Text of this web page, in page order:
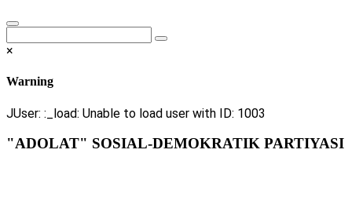
×
Warning
JUser: :_load: Unable to load user with ID: 1003
"ADOLAT" SOSIAL-DEMOKRATIK PARTIYASI